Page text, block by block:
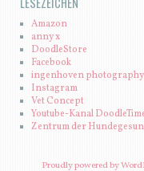
Amazon
anny x
DoodleStore
Facebook
ingenhoven photography
Instagram
Vet Concept
Youtube-Kanal
Zentrum der
Proudly powered by